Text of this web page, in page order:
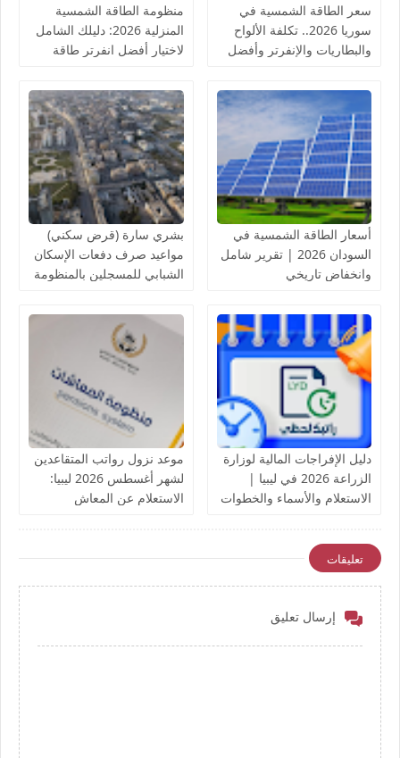
سعر الطاقة الشمسية في
سوريا 2026.. تكلفة الألواح
والبطاريات والإنفرتر وأفضل
منظومة الطاقة الشمسية
المنزلية 2026: دليلك الشامل
لاختيار أفضل انفرتر طاقة
أسعار الطاقة الشمسية في
السودان 2026 | تقرير شامل
وانخفاض تاريخي
بشري سارة (قرض سكني)
مواعيد صرف دفعات الإسكان
الشبابي للمسجلين بالمنظومة
دليل الإفراجات المالية لوزارة
الزراعة 2026 في ليبيا |
الاستعلام والأسماء والخطوات
موعد نزول رواتب المتقاعدين
لشهر أغسطس 2026 ليبيا:
الاستعلام عن المعاش
تعليقات
إرسال تعليق